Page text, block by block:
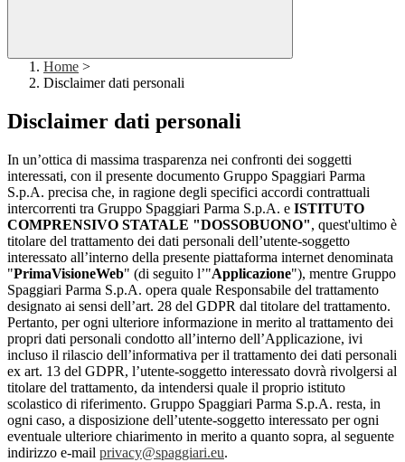
Home >
Disclaimer dati personali
Disclaimer dati personali
In un’ottica di massima trasparenza nei confronti dei soggetti
interessati, con il presente documento Gruppo Spaggiari Parma
S.p.A. precisa che, in ragione degli specifici accordi contrattuali
intercorrenti tra Gruppo Spaggiari Parma S.p.A. e ISTITUTO
COMPRENSIVO STATALE "DOSSOBUONO", quest'ultimo è
titolare del trattamento dei dati personali dell’utente-soggetto
interessato all’interno della presente piattaforma internet denominata
"PrimaVisioneWeb" (di seguito l’"Applicazione"), mentre Gruppo
Spaggiari Parma S.p.A. opera quale Responsabile del trattamento
designato ai sensi dell’art. 28 del GDPR dal titolare del trattamento.
Pertanto, per ogni ulteriore informazione in merito al trattamento dei
propri dati personali condotto all’interno dell’Applicazione, ivi
incluso il rilascio dell’informativa per il trattamento dei dati personali
ex art. 13 del GDPR, l’utente-soggetto interessato dovrà rivolgersi al
titolare del trattamento, da intendersi quale il proprio istituto
scolastico di riferimento. Gruppo Spaggiari Parma S.p.A. resta, in
ogni caso, a disposizione dell’utente-soggetto interessato per ogni
eventuale ulteriore chiarimento in merito a quanto sopra, al seguente
indirizzo e-mail privacy@spaggiari.eu.